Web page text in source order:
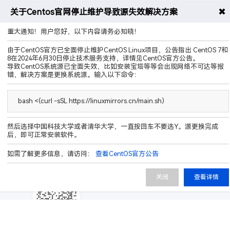
全天候品质服务
厦门破碎工坊网络科技有限公司
Copyright © 2025-2026 All Rights Reserved.
服务热线：400-9989-596
电子邮箱：info@notidc.com
商务QQ：3300935300
公司地址：福建省厦门市翔安区金海街道后村汪厝里39号
关于Centos官网停止维护导致源失效解决方案 ✖
重大通知！用户您好，以下内容请务必知晓！
由于CentOS官方已全面停止维护CentOS Linux项目，公告指出 CentOS 7和
8在2024年6月30日停止技术服务支持，详情见CentOS官方公告。
导致CentOS系统源已全面失效，比如安装宝塔等等会出现网络不可达等报
错，解决方案是更换系统源。输入以下命令：
bash <(curl -sSL https://linuxmirrors.cn/main.sh)
然后选择中国科技大学或者清华大学，一直按回车不要选Y。源更换完成
后，即可正常安装软件。
如需了解更多信息，请访问： 查看CentOS官方公告
查看详情
关闭